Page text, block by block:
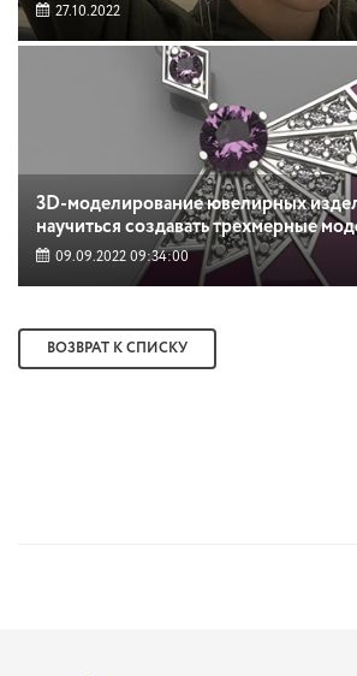
27.10.2022
3D-моделирование ювелирных
научиться создавать трехмерные
09.09.2022 09:34:00
ВОЗВРАТ К СПИСКУ